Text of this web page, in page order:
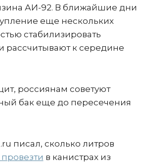
АИ-92. В ближайшие дни
еще нескольких
стабилизировать
рассчитывают к середине
россиянам советуют
бак еще до пересечения
писал, сколько литров
провезти в канистрах из